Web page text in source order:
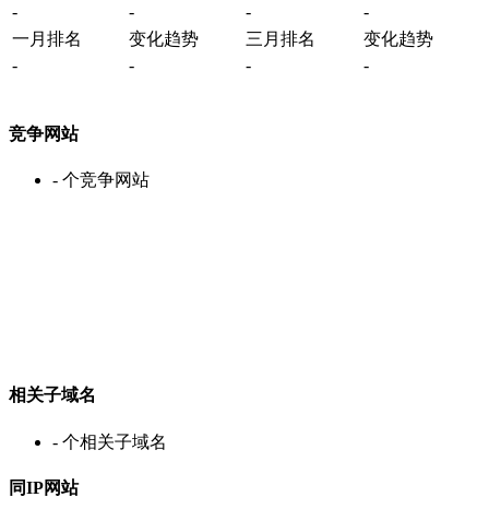
-
- -
-
一月排名
变化趋势 三月排名
变化趋势
-
- - -
竞争网站
- 个竞争网站
相关子域名
- 个相关子域名
同IP网站